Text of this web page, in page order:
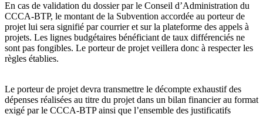
En cas de validation du dossier par le Conseil d’Administration du
CCCA-BTP, le montant de la Subvention accordée au porteur de
projet lui sera signifié par courrier et sur la plateforme des appels à
projets. Les lignes budgétaires bénéficiant de taux différenciés ne
sont pas fongibles. Le porteur de projet veillera donc à respecter les
règles établies.
Le porteur de projet devra transmettre le décompte exhaustif des
dépenses réalisées au titre du projet dans un bilan financier au format
exigé par le CCCA-BTP ainsi que l’ensemble des justificatifs